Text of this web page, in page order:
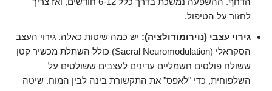
לחזור על הטיפול.
גירוי עצבי (נוירומודולציה): יש כמה שיטות כאלה. גירוי העצב
הסקראלי (Sacral Neuromodulation) כולל השתלת מכשיר קטן
ששולח פולסים חשמליים עדינים לעצבים ששולטים על
השלפוחית, כדי "לאפס" את התקשורת בינה לבין המוח. שיטה